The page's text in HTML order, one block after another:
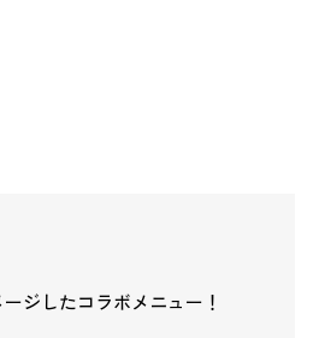
ジしたコラボメニュー！